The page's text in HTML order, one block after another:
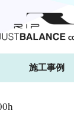
施工事例